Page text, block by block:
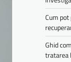
Cum
Ghid
tratarea